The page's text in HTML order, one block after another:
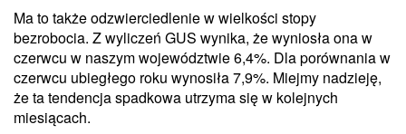
Ma to także odzwierciedlenie w wielkości stopy
bezrobocia. Z wyliczeń GUS wynika, że wyniosła ona w
czerwcu w naszym województwie 6,4%. Dla porównania w
czerwcu ubiegłego roku wynosiła 7,9%. Miejmy nadzieję,
że ta tendencja spadkowa utrzyma się w kolejnych
miesiącach.